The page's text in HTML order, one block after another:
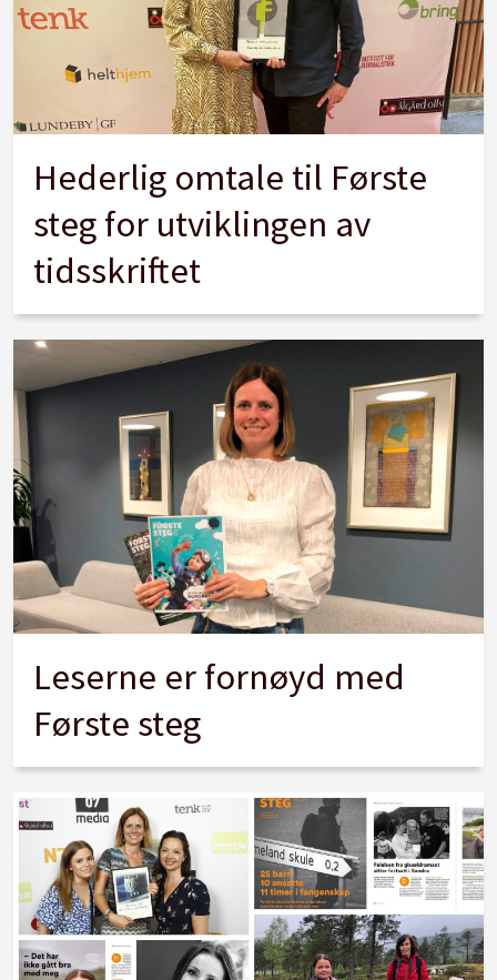
Hederlig omtale til Første
steg for utviklingen av
tidsskriftet
Leserne er fornøyd med
Første steg